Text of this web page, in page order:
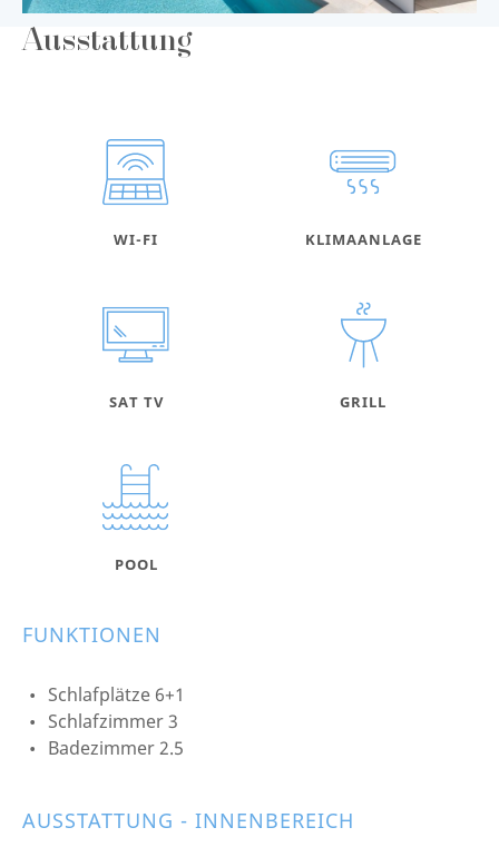
Ausstattung
WI-FI KLIMAANLAGE
SAT TV GRILL
POOL
FUNKTIONEN
Schlafplätze 6+1
Schlafzimmer 3
Badezimmer 2.5
AUSSTATTUNG - INNENBEREICH